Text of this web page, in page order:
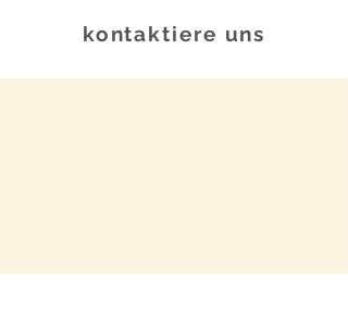
kontaktiere uns